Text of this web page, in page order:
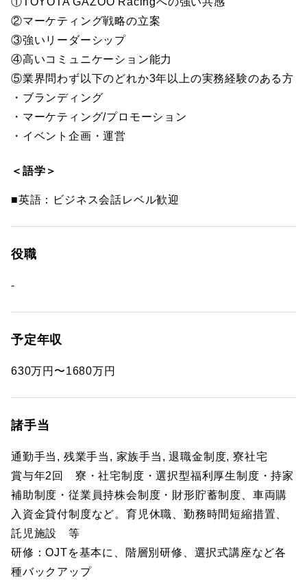
②マーケティング戦略の立案
③強いリーダーシップ
④高いコミュニケーション能力
⑤業界問わず以下のどれか3年以上の実務経験のある方
・ブランディング
・マーケティング/プロモーション
・イベント企画・運営
＜語学＞
■英語：ビジネス会話レベル歓迎
役職
-
予定年収
630万円〜1680万円
諸手当
通勤手当, 残業手当, 家族手当, 退職金制度, 寮社宅
賞与年2回 寮・社宅制度・選択型福利厚生制度・持家
補助制度・従業員持株会制度・財形貯蓄制度、車両購
入資金貸付制度など。育児休職、勤務時間短縮措置、
託児施設 等
研修：OJTを基本に、階層別研修、選択式講座など各
種バックアップ